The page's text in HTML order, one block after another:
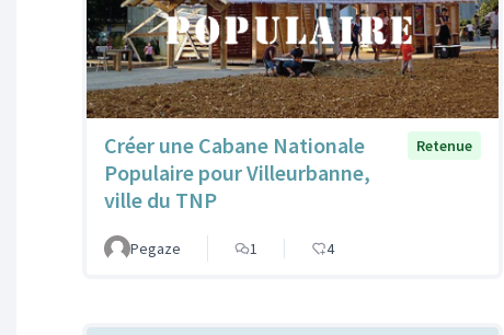
Créer une Cabane Nationale
Populaire pour Villeurbanne,
ville du TNP
Retenue
Pegaze 1 4